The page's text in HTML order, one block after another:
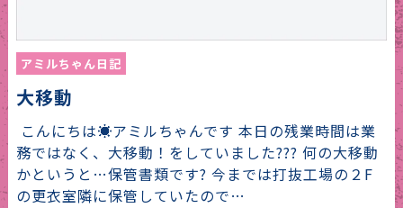
アミルちゃん日記
大移動
こんにちは☀アミルちゃんです 本日の残業時間は業
務ではなく、大移動！をしていました??? 何の大移動
かというと…保管書類です? 今までは打抜工場の２F
の更衣室隣に保管していたので…